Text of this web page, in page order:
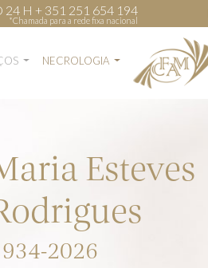
H + 351 251 654 194
*Chamada para a rede fixa nacional
NECROLOGIA
Esteves
2026